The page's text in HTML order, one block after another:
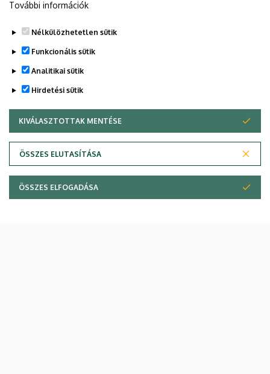
További információk
Nélkülözhetetlen sütik
Funkcionális sütik
Analitikai sütik
Hirdetési sütik
KIVÁLASZTOTTAK MENTÉSE
ÖSSZES ELUTASÍTÁSA
WITHDRAW CONSENT
ÖSSZES ELFOGADÁSA